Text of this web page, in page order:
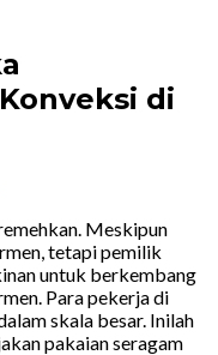
di
Meskipun
tetapi pemilik
untuk berkembang
Para pekerja di
skala besar. Inilah
pakaian seragam